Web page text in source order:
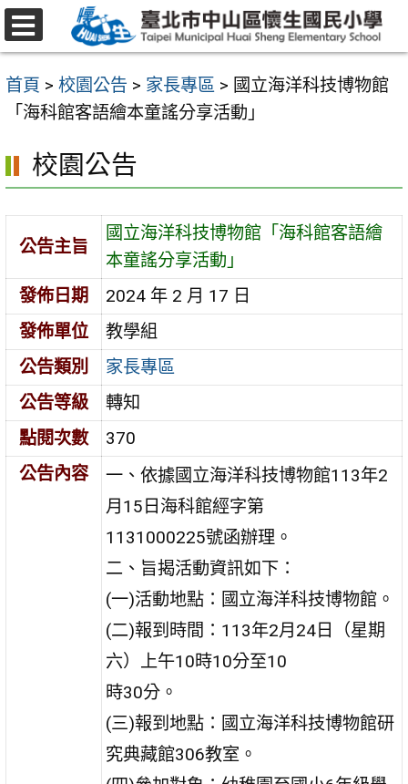
跳
至
要
區
首頁 > 校園公告 > 家長專區 > 國立海洋科技博物館
「海科館客語繪本童謠分享活動」
校園公告
公告主旨
國立海洋科技博物館「海科館客語繪
本童謠分享活動」
發佈日期
2024 年 2 月 17 日
發佈單位
教學組
公告類別
家長專區
公告等級
轉知
點閱次數
370
公告內容
一、依據國立海洋科技博物館113年2
月15日海科館經字第
1131000225號函辦理。
二、旨揭活動資訊如下：
(一)活動地點：國立海洋科技博物館。
(二)報到時間：113年2月24日（星期
六）上午10時10分至10
時30分。
(三)報到地點：國立海洋科技博物館研
究典藏館306教室。
選
單